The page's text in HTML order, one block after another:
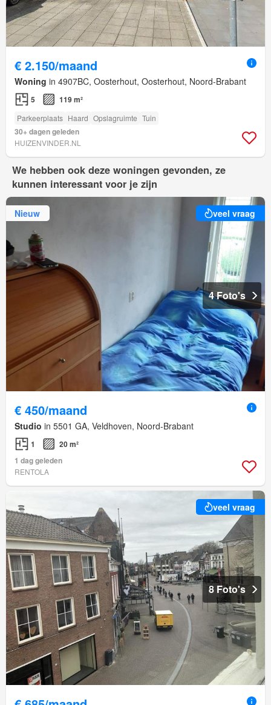
€ 2.150/maand
Woning in 4907BC, Oosterhout, Oosterhout, Noord-Brabant
5 119 m²
Parkeerplaats Haard Opslagruimte Tuin
30+ dagen geleden
HUIZENVINDER.NL
We hebben ook deze woningen gevonden, ze
kunnen interessant voor je zijn
Nieuw veel vraag
4 Foto's
€ 450/maand
Studio in 5501 GA, Veldhoven, Noord-Brabant
1
20 m²
1 dag geleden
RENTOLA
veel vraag
8 Foto's